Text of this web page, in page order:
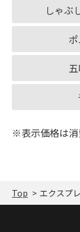
しゃぶ
※表示価格は
Top エクスプ